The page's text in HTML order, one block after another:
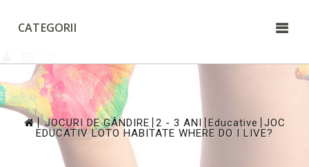
CATEGORII
>
JOCURI DE GÂNDIRE 2 - 3 ANI
Educative JOC
EDUCATIV LOTO HABITATE WHERE DO I LIVE?